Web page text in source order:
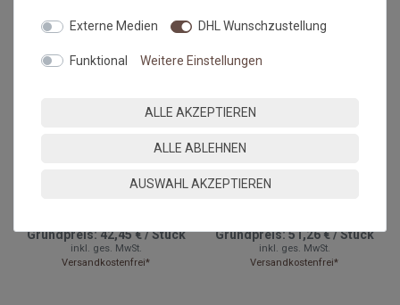
Fussmatte wash+dry
Grundpreis:42,45 €/Stück
inkl. ges. MwSt.
Versandkostenfrei*
Fußmatte wash+dry Design
Grundpreis:51,26 €/Stück
inkl. ges. MwSt.
Versandkostenfrei*
Externe Medien DHL Wunschzustellung
Funktional Weitere Einstellungen
ALLE AKZEPTIEREN
ALLE ABLEHNEN
AUSWAHL AKZEPTIEREN